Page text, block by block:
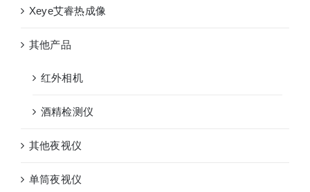
Xeye艾睿热成像
其他产品
红外相机
酒精检测仪
其他夜视仪
单筒夜视仪